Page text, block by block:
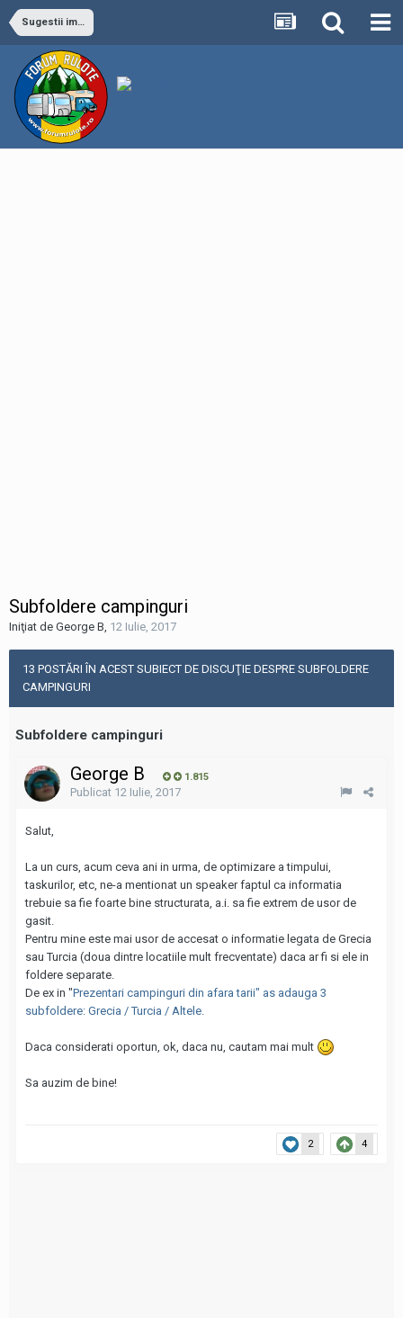
Sugestii imbunatatire forum
Subfoldere campinguri
Iniţiat de George B 12 Iulie, 2017
13 POSTĂRI ÎN ACEST SUBIECT DE DISCUŢIE DESPRE SUBFOLDERE
CAMPINGURI
Subfoldere campinguri
George B 1.815
Publicat 12 Iulie, 2017
Salut,
La un curs, acum ceva ani in urma, de optimizare a timpului,
taskurilor, etc, ne-a mentionat un speaker faptul ca informatia
trebuie sa fie foarte bine structurata, a.i. sa fie extrem de usor de
gasit.
Pentru mine este mai usor de accesat o informatie legata de Grecia
sau Turcia (doua dintre locatiile mult frecventate) daca ar fi si ele in
foldere separate.
De ex in "Prezentari campinguri din afara tarii" as adauga 3
subfoldere: Grecia / Turcia / Altele.
Daca considerati oportun, ok, daca nu, cautam mai mult
Sa auzim de bine!
2 4